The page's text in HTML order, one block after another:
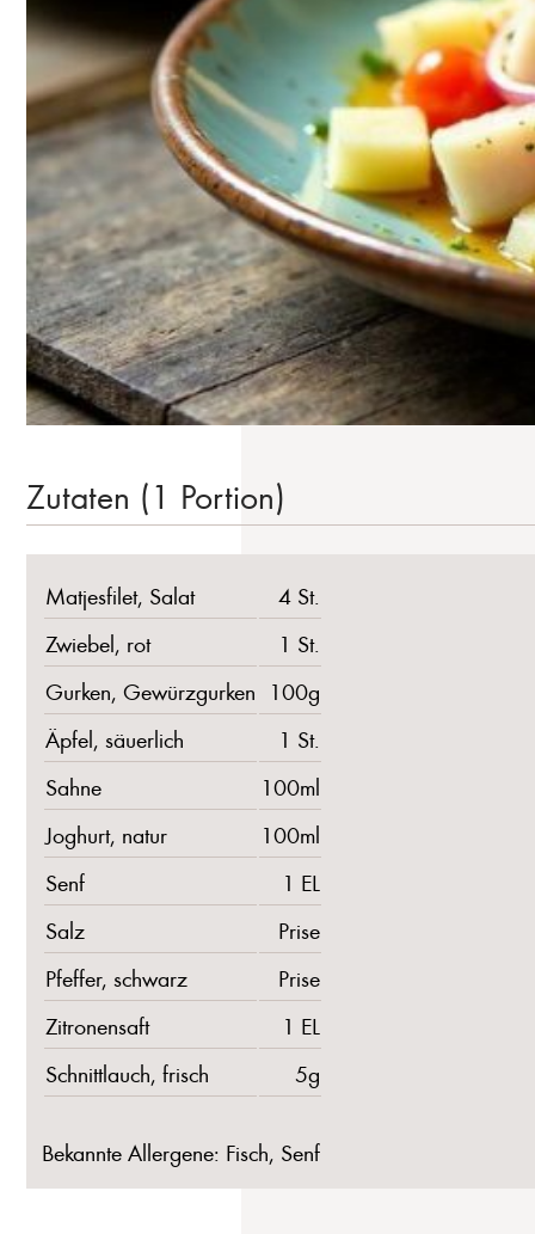
Zutaten (1 Portion)
Matjesfilet, Salat
4 St.
Zwiebel, rot
1 St.
Gurken, Gewürzgurken 100g
Äpfel, säuerlich
1 St.
Sahne
100ml
Joghurt, natur
100ml
Senf
1 EL
Salz
Prise
Pfeffer, schwarz
Prise
Zitronensaft
1 EL
Schnittlauch, frisch
5g
Bekannte Allergene: Fisch, Senf